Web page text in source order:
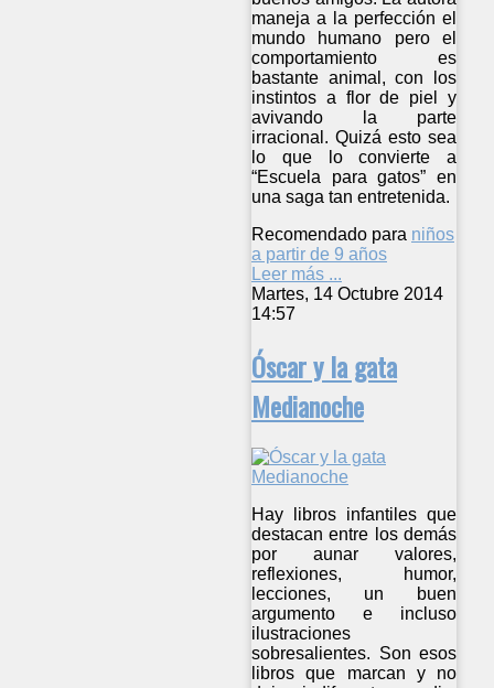
maneja a la perfección el
mundo humano pero el
comportamiento es
bastante animal, con los
instintos a flor de piel y
avivando la parte
irracional. Quizá esto sea
lo que lo convierte a
“Escuela para gatos” en
una saga tan entretenida.
Recomendado para niños
a partir de 9 años
Leer más ...
Martes, 14 Octubre 2014
14:57
Óscar y la gata
Medianoche
Hay libros infantiles que
destacan entre los demás
por aunar valores,
reflexiones, humor,
lecciones, un buen
argumento e incluso
ilustraciones
sobresalientes. Son esos
libros que marcan y no